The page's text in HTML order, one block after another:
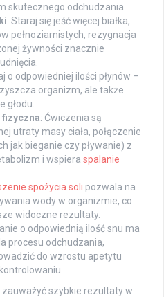
skutecznego odchudzania.
: Staraj się jeść więcej białka,
pełnoziarnistych, rezygnacja
żywności znacznie
o odpowiedniej ilości płynów –
organizm, ale także
głodu.
fizyczna: Ćwiczenia są
utraty masy ciała, połączenie
jak bieganie czy pływanie) z
i wspiera spalanie
spożycia soli pozwala na
wody w organizmie, co
widoczne rezultaty.
o odpowiednią ilość snu ma
procesu odchudzania,
do wzrostu apetytu
szybkie rezultaty w